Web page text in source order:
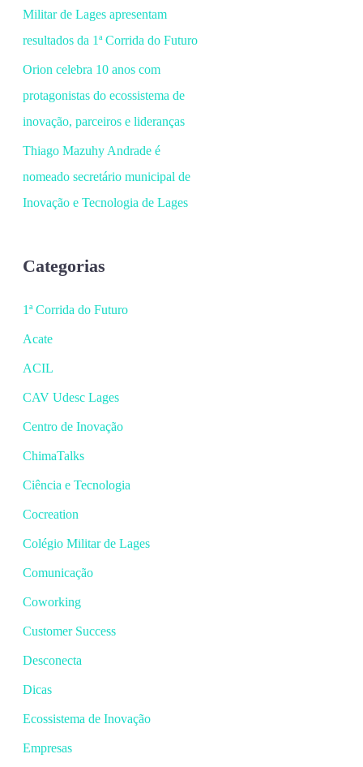
Militar de Lages apresentam
resultados da 1ª Corrida do Futuro
Orion celebra 10 anos com
protagonistas do ecossistema de
inovação, parceiros e lideranças
Thiago Mazuhy Andrade é
nomeado secretário municipal de
Inovação e Tecnologia de Lages
Categorias
1ª Corrida do Futuro
Acate
ACIL
CAV Udesc Lages
Centro de Inovação
ChimaTalks
Ciência e Tecnologia
Cocreation
Colégio Militar de Lages
Comunicação
Coworking
Customer Success
Desconecta
Dicas
Ecossistema de Inovação
Empresas